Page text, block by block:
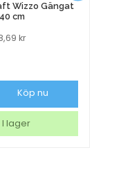
Wizzo Gängat
cm
kr
Köp nu
I lager